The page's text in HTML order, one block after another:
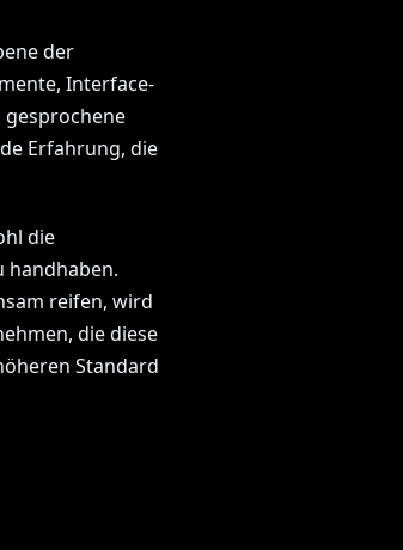
der
Interface-
Erfahrung, die
die
handhaben.
reifen, wird
die diese
Standard